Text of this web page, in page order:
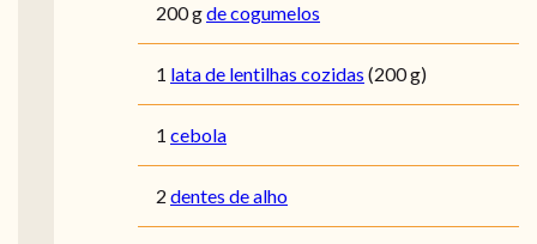
200gde cogumelos
1 lata de lentilhas cozidas (200 g)
1 cebola
2 dentes de alho